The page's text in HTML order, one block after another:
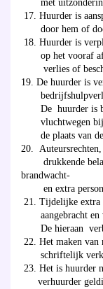
met uitzondering
17. Huurder is
door hem of door
18. Huurder is
op het vooraf
verlies of
19. De huurder is
De huurder is
vluchtwegen bij
de plaats van
20.
drukkende
brandwacht-
en extra
21. Tijdelijke extra
aangebracht en
De hieraan
22. Het maken van
schriftelijk
23. Het is huurder
verhuurder